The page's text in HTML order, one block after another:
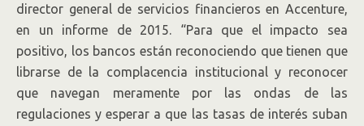
director general de servicios financieros en Accenture,
en un informe de 2015. “Para que el impacto sea
positivo, los bancos están reconociendo que tienen que
librarse de la complacencia institucional y reconocer
que navegan meramente por las ondas de las
regulaciones y esperar a que las tasas de interés suban